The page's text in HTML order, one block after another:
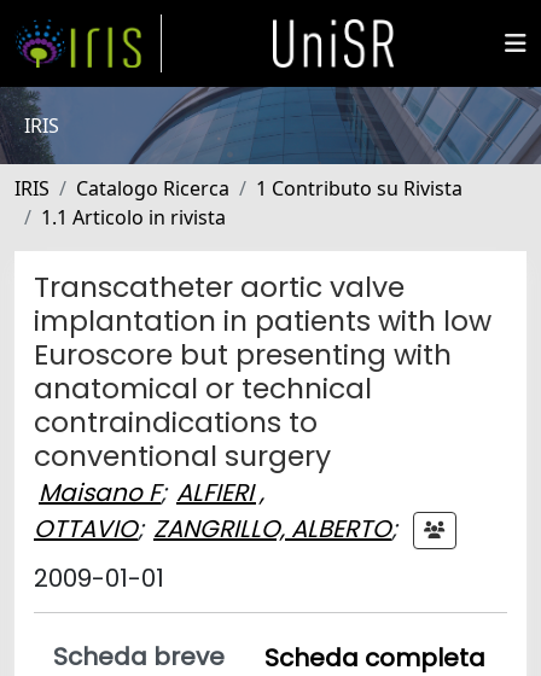
IRIS
IRIS Catalogo Ricerca
1 Contributo su Rivista
1.1 Articolo in rivista
Transcatheter aortic valve
implantation in patients with low
Euroscore but presenting with
anatomical or technical
contraindications to
conventional surgery
Maisano F; ALFIERI ,
OTTAVIO; ZANGRILLO, ALBERTO;
2009-01-01
Scheda breve
Scheda completa